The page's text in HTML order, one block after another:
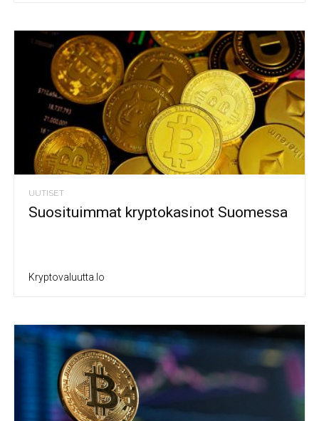
UUTISET
Suosituimmat kryptokasinot Suomessa
Kryptovaluutta.io